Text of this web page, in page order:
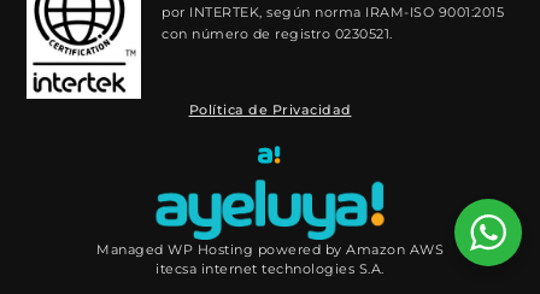
por INTERTEK, según norma IRAM-ISO 9001:2015
con número de registro 0230521.
Política de Privacidad
Managed WP Hosting powered by Amazon AWS
itecsa internet technologies S.A.